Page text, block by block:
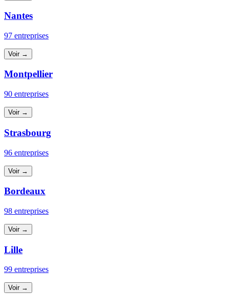
Nantes
97 entreprises
Voir →
Montpellier
90 entreprises
Voir →
Strasbourg
96 entreprises
Voir →
Bordeaux
98 entreprises
Voir →
Lille
99 entreprises
Voir →